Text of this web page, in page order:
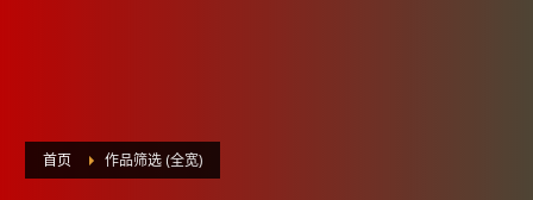
首页 作品筛选 (全宽)